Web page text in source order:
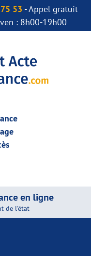
53 - Appel gratuit
: 8h00-19h00
en ligne
de l'état